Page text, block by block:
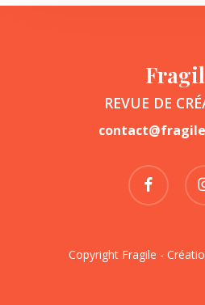
REVUE DE
facebook
Copyright Fragile -